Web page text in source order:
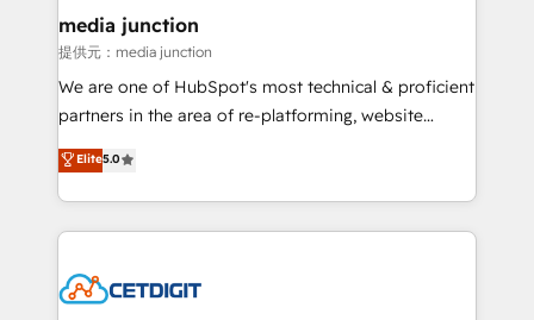
Mexico, USA, and Portugal—we've executed over a
hundred successful operations. Our approach,
rooted in RevOps principles, integrates analysis,
training, planning, and qualification. Leveraging
inbound marketing tactics, we focus on
understanding, nurturing, and converting leads.
competitive market.
media junction
提供元：media junction
We are one of HubSpot's most technical & proficient
partners in the area of re-platforming, website
design & development. We specialize in multi-hub
implementations for mid-market & enterprise
companies. We are woman-owned, powered by
coffee, and we ❤️ dogs. We produce award-winning
Impact Award 🏆2022 Technical Expertise Impact
Elite5.0